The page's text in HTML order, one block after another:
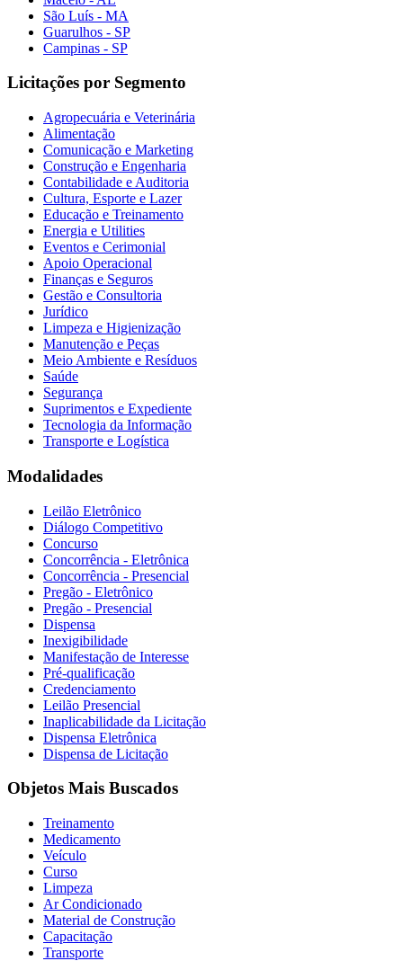
São Luís - MA
Guarulhos - SP
Campinas - SP
Licitações por Segmento
Agropecuária e Veterinária
Alimentação
Comunicação e Marketing
Construção e Engenharia
Contabilidade e Auditoria
Cultura, Esporte e Lazer
Educação e Treinamento
Energia e Utilities
Eventos e Cerimonial
Apoio Operacional
Finanças e Seguros
Gestão e Consultoria
Jurídico
Limpeza e Higienização
Manutenção e Peças
Meio Ambiente e Resíduos
Saúde
Segurança
Suprimentos e Expediente
Tecnologia da Informação
Transporte e Logística
Modalidades
Leilão Eletrônico
Diálogo Competitivo
Concurso
Concorrência - Eletrônica
Concorrência - Presencial
Pregão - Eletrônico
Pregão - Presencial
Dispensa
Inexigibilidade
Manifestação de Interesse
Pré-qualificação
Credenciamento
Leilão Presencial
Inaplicabilidade da Licitação
Dispensa Eletrônica
Dispensa de Licitação
Objetos Mais Buscados
Treinamento
Medicamento
Veículo
Curso
Limpeza
Ar Condicionado
Material de Construção
Capacitação
Transporte